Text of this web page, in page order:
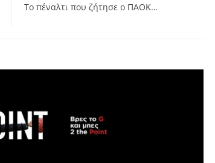
Το πέναλτι που ζήτησε ο ΠΑΟΚ…